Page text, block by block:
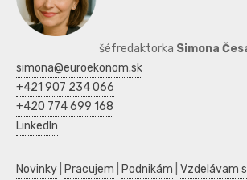
šéfredaktorka Simona
simona@euroekonom.sk
+421 907 234 066
+420 774 699 168
LinkedIn
Novinky Pracujem Podnikám Vzdelávam